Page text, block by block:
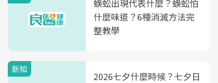
蜈蚣出現代表什麼？蜈蚣怕
什麼味道？6種消滅方法完
整教學
新知
2026七夕什麼時候？七夕日